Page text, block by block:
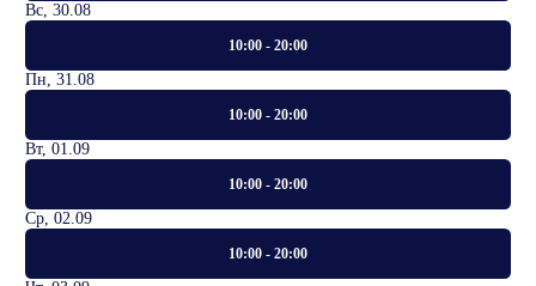
Вс, 30.08
10:00 - 20:00
Пн, 31.08
10:00 - 20:00
Вт, 01.09
10:00 - 20:00
Ср, 02.09
10:00 - 20:00